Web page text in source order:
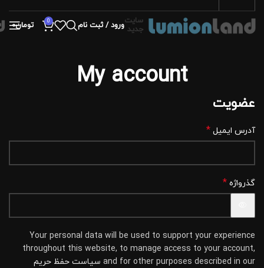
سایت
جدید ورود / ثبت نام 0 تومان0
My account
عضویت
آدرس ایمیل *
گذرواژه *
Your personal data will be used to support your experience
throughout this website, to manage access to your account,
and for other purposes described in our سیاست حفظ حریم